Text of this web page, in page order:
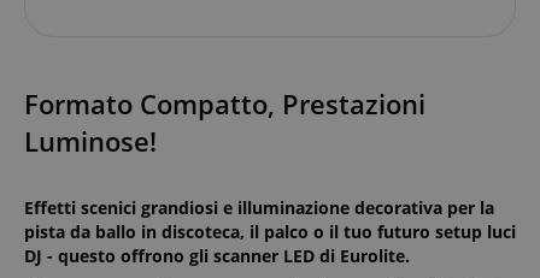
Formato Compatto, Prestazioni
Luminose!
Effetti scenici grandiosi e illuminazione decorativa per la
pista da ballo in discoteca, il palco o il tuo futuro setup luci
DJ - questo offrono gli scanner LED di Eurolite.